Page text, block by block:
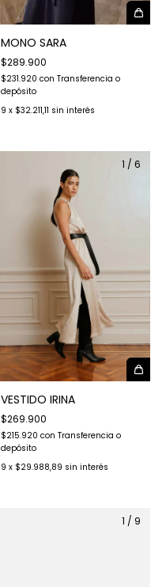
MONO SARA
$289.900
$231.920 con Transferencia o
depósito
9 x $32.211,11 sin interés
1 / 6
VESTIDO IRINA
$269.900
$215.920 con Transferencia o
depósito
9 x $29.988,89 sin interés
1 / 9